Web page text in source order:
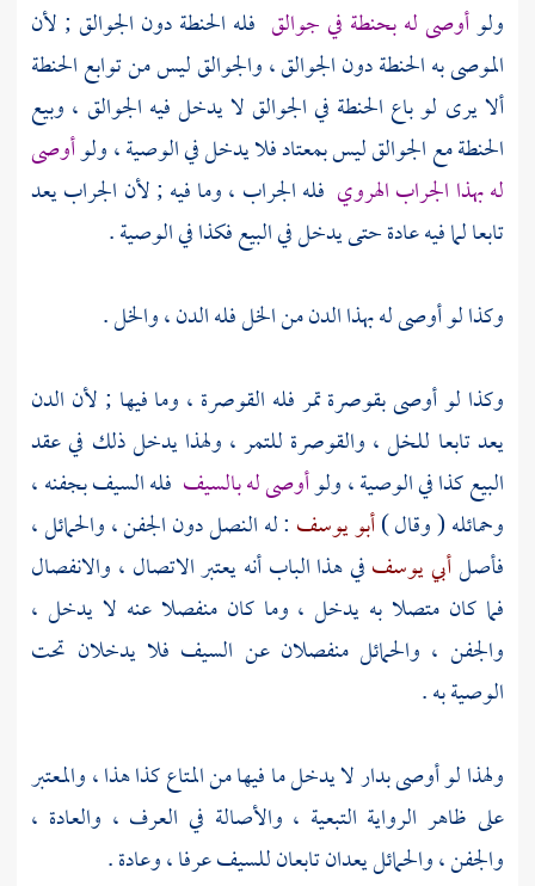
ولوأوصى له بحنطة في جوالق فله الحنطة دون الجوالق ; لأن
الموصى به الحنطة دون الجوالق ، والجوالق ليس من توابع الحنطة
ألا يرى لو باع الحنطة في الجوالق لا يدخل فيه الجوالق ، وبيع
الحنطة مع الجوالق ليس بمعتاد فلا يدخل في الوصية ، ولوأوصى
له بهذا الجراب الهروي فله الجراب ، وما فيه ; لأن الجراب يعد
تابعا لما فيه عادة حتى يدخل في البيع فكذا في الوصية .
وكذا لو أوصى له بهذا الدن من الخل فله الدن ، والخل .
وكذا لو أوصى بقوصرة تمر فله القوصرة ، وما فيها ; لأن الدن
يعد تابعا للخل ، والقوصرة للتمر ، ولهذا يدخل ذلك في عقد
البيع كذا في الوصية ، ولوأوصى له بالسيف فله السيف بجفنه ،
وحمائله ( وقال )أبو يوسف : له النصل دون الجفن ، والحمائل ،
فأصلأبي يوسففي هذا الباب أنه يعتبر الاتصال ، والانفصال
فما كان متصلا به يدخل ، وما كان منفصلا عنه لا يدخل ،
والجفن ، والحمائل منفصلان عن السيف فلا يدخلان تحت
الوصية به .
ولهذا لو أوصى بدار لا يدخل ما فيها من المتاع كذا هذا ، والمعتبر
على ظاهر الرواية التبعية ، والأصالة في العرف ، والعادة ،
والجفن ، والحمائل يعدان تابعان للسيف عرفا ، وعادة .